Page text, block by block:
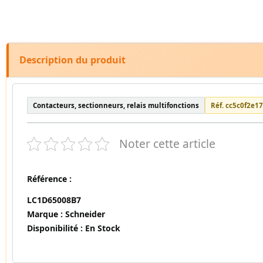
Description du produit
Contacteurs, sectionneurs, relais multifonctions Réf.
Noter cette article
Référence :
LC1D65008B7
Marque : Schneider
Disponibilité : En Stock